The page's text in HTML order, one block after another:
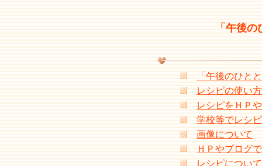
「午後
「午後のひと
レシピの使い方
レシピをＨＰ
学校等でレシ
画像について
ＨＰやブログ
レシピについて